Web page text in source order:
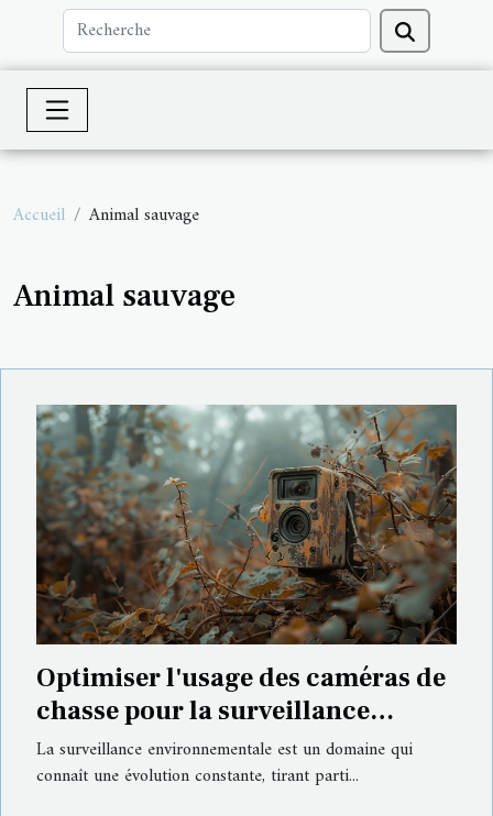
Accueil Animal sauvage
Animal sauvage
Optimiser l'usage des caméras de
chasse pour la surveillance
environnementale
La surveillance environnementale est un domaine qui
connaît une évolution constante, tirant parti...